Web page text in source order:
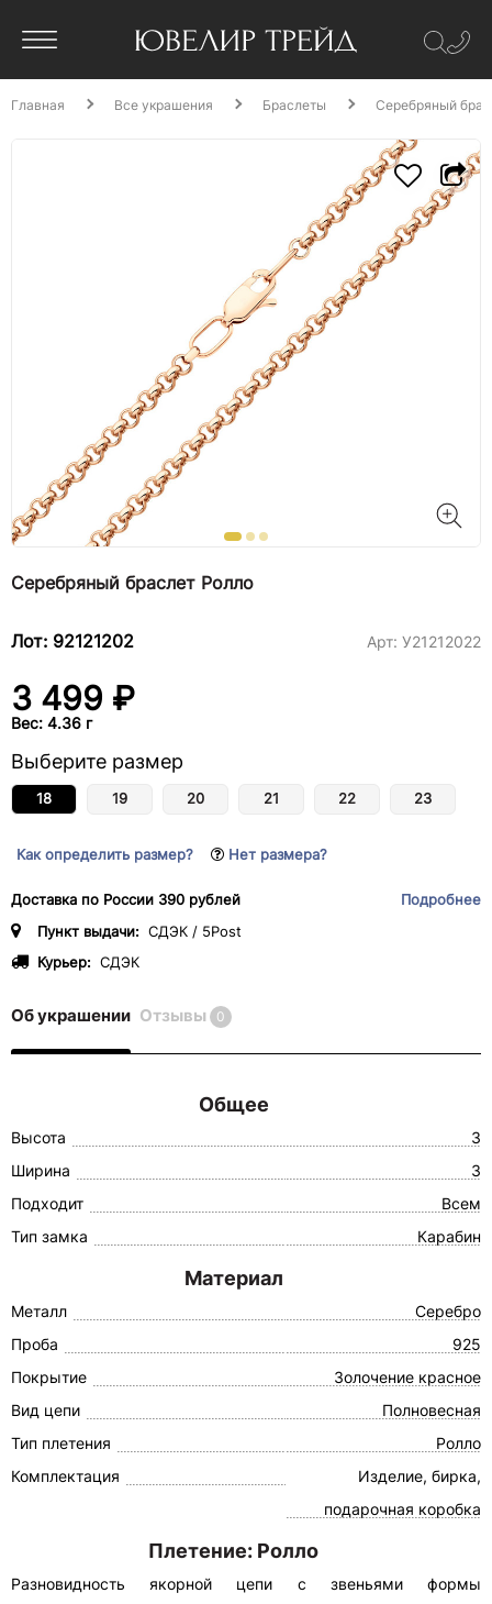
Главная Все украшения Браслеты Серебряный
Серебряный браслет Ролло
Лот: 92121202 Арт: У21212022
3 499 ₽
Вес: 4.36 г
Выберите размер
18 19 20 21 22 23
Как определить размер? Нет размера?
Доставка по России 390 рублей
Подробнее
Пункт выдачи: СДЭК / 5Post
Курьер: СДЭК
Об украшении Отзывы 0
Общее
Высота
3
Ширина
3
Подходит
Всем
Тип замка
Карабин
Материал
Металл
Серебро
Проба
925
Покрытие
Золочение красное
Вид цепи
Полновесная
Тип плетения
Ролло
Комплектация
Изделие, бирка,
подарочная коробка
Плетение: Ролло
Разновидность якорной цепи с звеньями формы